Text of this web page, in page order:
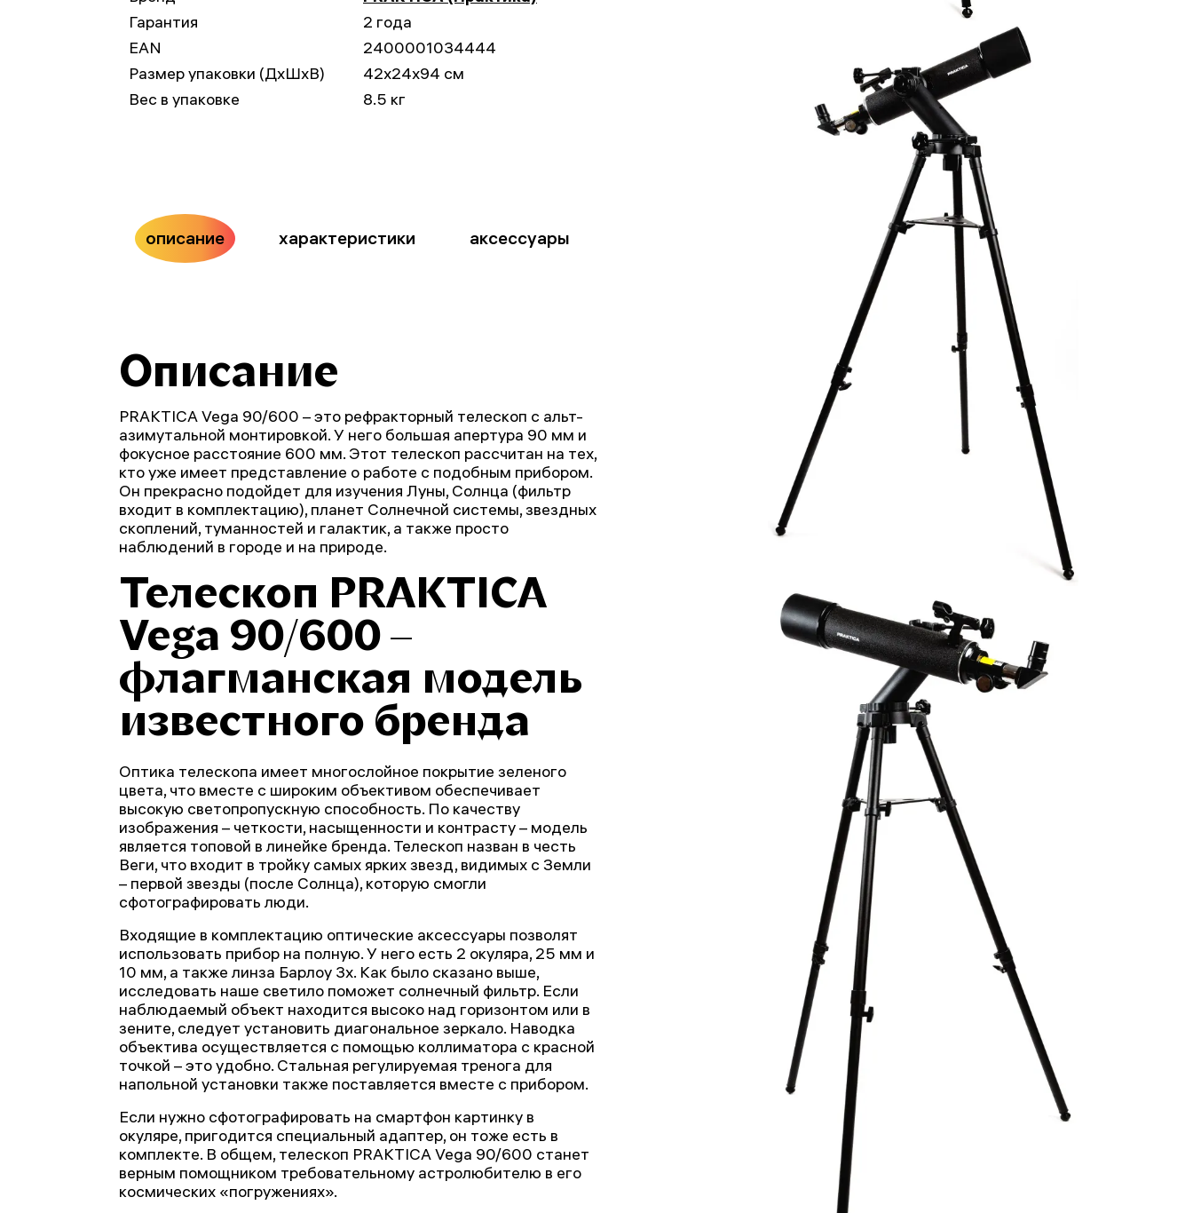
Гарантия
2 года
EAN
2400001034444
Размер упаковки (ДxШxВ)
42x24x94 см
Вес в упаковке
8.5 кг
описание характеристики аксессуары
Описание
PRAKTICA Vega 90/600 – это рефракторный телескоп с альт-
азимутальной монтировкой. У него большая апертура 90 мм и
фокусное расстояние 600 мм. Этот телескоп рассчитан на тех,
кто уже имеет представление о работе с подобным прибором.
Он прекрасно подойдет для изучения Луны, Солнца (фильтр
входит в комплектацию), планет Солнечной системы, звездных
скоплений, туманностей и галактик, а также просто
наблюдений в городе и на природе.
Телескоп PRAKTICA
Vega 90/600 –
флагманская модель
известного бренда
Оптика телескопа имеет многослойное покрытие зеленого
цвета, что вместе с широким объективом обеспечивает
высокую светопропускную способность. По качеству
изображения – четкости, насыщенности и контрасту – модель
является топовой в линейке бренда. Телескоп назван в честь
Веги, что входит в тройку самых ярких звезд, видимых с Земли
– первой звезды (после Солнца), которую смогли
сфотографировать люди.
Входящие в комплектацию оптические аксессуары позволят
использовать прибор на полную. У него есть 2 окуляра, 25 мм и
10 мм, а также линза Барлоу 3x. Как было сказано выше,
исследовать наше светило поможет солнечный фильтр. Если
наблюдаемый объект находится высоко над горизонтом или в
зените, следует установить диагональное зеркало. Наводка
объектива осуществляется с помощью коллиматора с красной
точкой – это удобно. Стальная регулируемая тренога для
напольной установки также поставляется вместе с прибором.
Если нужно сфотографировать на смартфон картинку в
окуляре, пригодится специальный адаптер, он тоже есть в
комплекте. В общем, телескоп PRAKTICA Vega 90/600 станет
верным помощником требовательному астролюбителю в его
космических «погружениях».